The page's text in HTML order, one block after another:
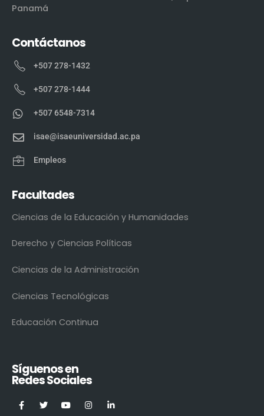
Panamá
Contáctanos
+507 278-1432
+507 278-1444
+507 6548-7314
isae@isaeuniversidad.ac.pa
Empleos
Facultades
Ciencias de la Educación y Humanidades
Derecho y Ciencias Políticas
Ciencias de la Administración
Ciencias Tecnológicas
Educación Continua
Síguenos en
Redes Sociales